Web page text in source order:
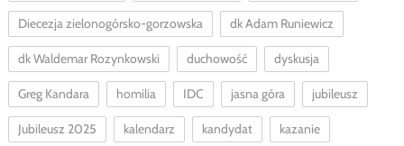
Diecezja zielonogórsko-gorzowska dk Adam Runiewicz
dk Waldemar Rozynkowski duchowość dyskusja
Greg Kandara homilia IDC jasna góra jubileusz
Jubileusz 2025 kalendarz kandydat kazanie